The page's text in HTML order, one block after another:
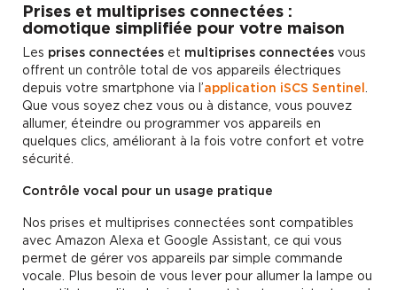
Prises et multiprises connectées :
domotique simplifiée pour votre maison
Les prises connectées et multiprises connectées vous
offrent un contrôle total de vos appareils électriques
depuis votre smartphone via l’application iSCS Sentinel
Que vous soyez chez vous ou à distance, vous pouvez
allumer, éteindre ou programmer vos appareils en
quelques clics, améliorant à la fois votre confort et votre
sécurité.
Contrôle vocal pour un usage pratique
Nos prises et multiprises connectées sont compatibles
avec Amazon Alexa et Google Assistant, ce qui vous
permet de gérer vos appareils par simple commande
vocale. Plus besoin de vous lever pour allumer la lampe ou